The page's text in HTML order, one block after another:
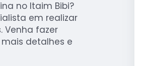
no Itaim Bibi?
em realizar
Venha fazer
detalhes e